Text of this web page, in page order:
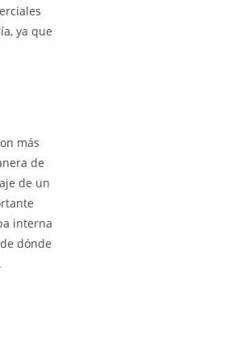
ya que
más
de
de un
interna
dónde